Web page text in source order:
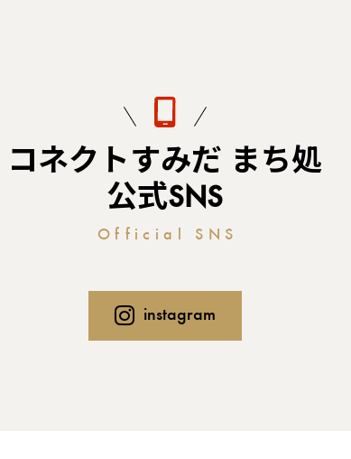
コネクトすみだ まち処
公式SNS
Official SNS
instagram